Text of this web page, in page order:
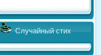
Случайный стих